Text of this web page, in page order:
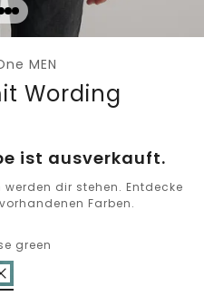
MEN
Wording
ist ausverkauft.
dir stehen. Entdecke
Farben.
green